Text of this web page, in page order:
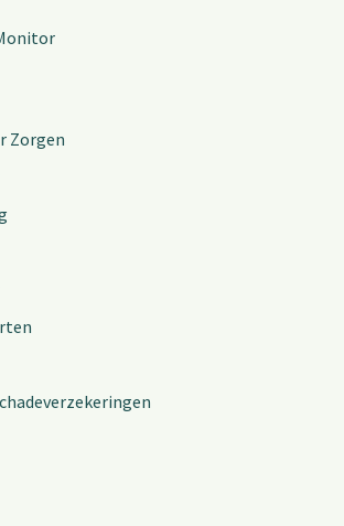
Zorgen